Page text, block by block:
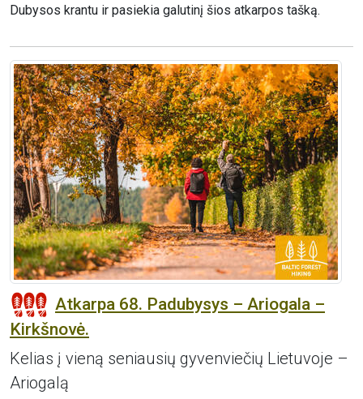
Dubysos krantu ir pasiekia galutinį šios atkarpos tašką.
Atkarpa 68. Padubysys – Ariogala –
Kirkšnovė.
Kelias į vieną seniausių gyvenviečių Lietuvoje –
Ariogalą